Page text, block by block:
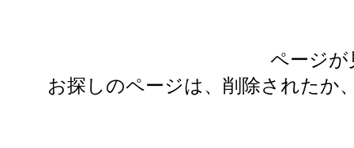
ページが
お探しのページは、削除されたか